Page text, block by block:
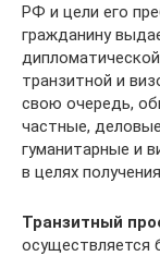
РФ и цели его
гражданину
транзитной и
свою очередь,
частные,
гуманитарные и
в целях
Транзитный
осуществляется